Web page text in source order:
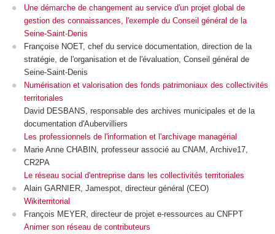
Une démarche de changement au service d'un projet global de
gestion des connaissances, l'exemple du Conseil général de la
Seine-Saint-Denis
Françoise NOET, chef du service documentation, direction de la
stratégie, de l'organisation et de l'évaluation, Conseil général de
Seine-Saint-Denis
Numérisation et valorisation des fonds patrimoniaux des collectivités
territoriales
David DESBANS, responsable des archives municipales et de la
documentation d'Aubervilliers
Les professionnels de l'information et l'archivage managérial
Marie Anne CHABIN, professeur associé au CNAM, Archive17,
CR2PA
Le réseau social d'entreprise dans les collectivités territoriales
Alain GARNIER, Jamespot, directeur général (CEO)
Wikiterritorial
François MEYER, directeur de projet e-ressources au CNFPT
Animer son réseau de contributeurs